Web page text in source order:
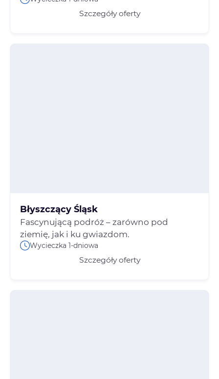
Szczegóły oferty
Fascynującą podróż – zarówno pod
ziemię, jak i ku gwiazdom.
Wycieczka 1-dniowa
Szczegóły oferty